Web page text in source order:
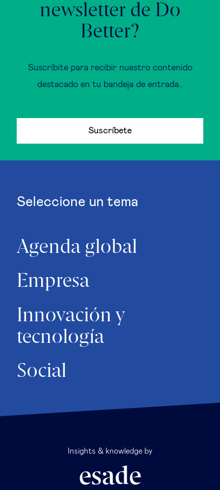
newsletter de Do
Better?
Suscríbite para recibir nuestro contenido
destacado en tu bandeja de entrada..
Suscríbete
Seleccione un tema
Agenda global
Empresa
Innovación y
tecnología
Social
Insights & knowledge by